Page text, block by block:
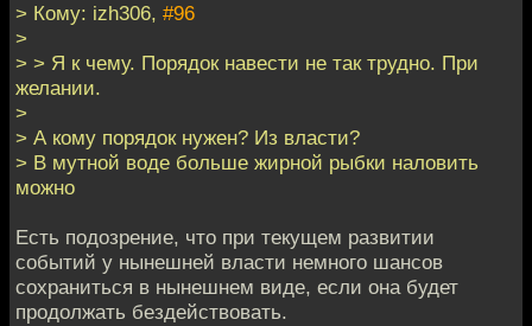
> Кому: izh306, #96
>
> > Я к чему. Порядок навести не так трудно. При
желании.
>
> А кому порядок нужен? Из власти?
> В мутной воде больше жирной рыбки наловить
можно
Есть подозрение, что при текущем развитии
событий у нынешней власти немного шансов
сохраниться в нынешнем виде, если она будет
продолжать бездействовать.